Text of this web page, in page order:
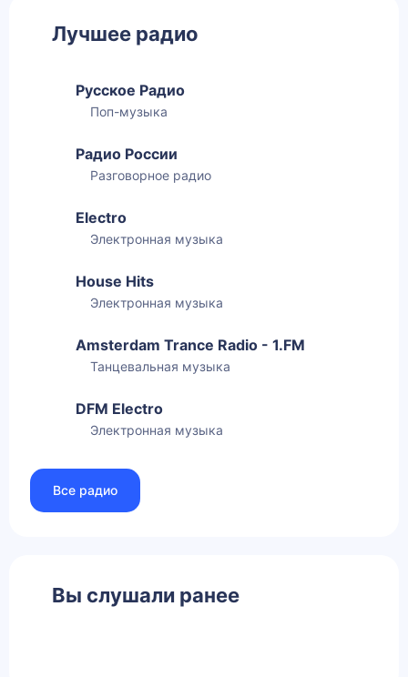
Лучшее радио
Русское Радио
Поп-музыка
Радио России
Разговорное радио
Electro
Электронная музыка
House Hits
Электронная музыка
Amsterdam Trance Radio - 1.FM
Танцевальная музыка
DFM Electro
Электронная музыка
Все радио
Вы слушали ранее